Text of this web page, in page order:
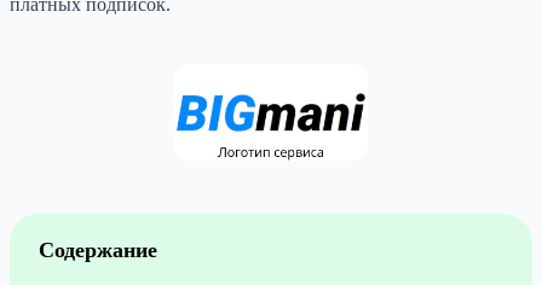
Содержание